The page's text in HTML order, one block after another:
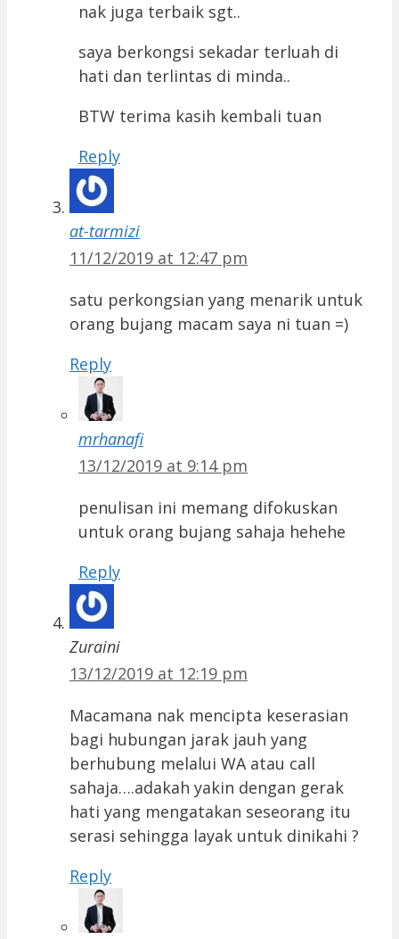
nak juga terbaik sgt..
saya berkongsi sekadar terluah di
hati dan terlintas di minda..
BTW terima kasih kembali tuan
Reply
at-tarmizi
11/12/2019 at 12:47 pm
satu perkongsian yang menarik untuk
orang bujang macam saya ni tuan =)
Reply
mrhanafi
13/12/2019 at 9:14 pm
penulisan ini memang difokuskan
untuk orang bujang sahaja hehehe
Reply
Zuraini
13/12/2019 at 12:19 pm
Macamana nak mencipta keserasian
bagi hubungan jarak jauh yang
berhubung melalui WA atau call
sahaja….adakah yakin dengan gerak
hati yang mengatakan seseorang itu
serasi sehingga layak untuk dinikahi ?
Reply